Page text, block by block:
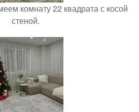
комнату 22 квадрата с косой
стеной.